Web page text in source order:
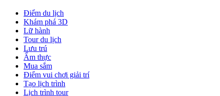
Điểm du lịch
Khám phá 3D
Lữ hành
Tour du lịch
Lưu trú
Ẩm thực
Mua sắm
Điểm vui chơi giải trí
Tạo lịch trình
Lịch trình tour